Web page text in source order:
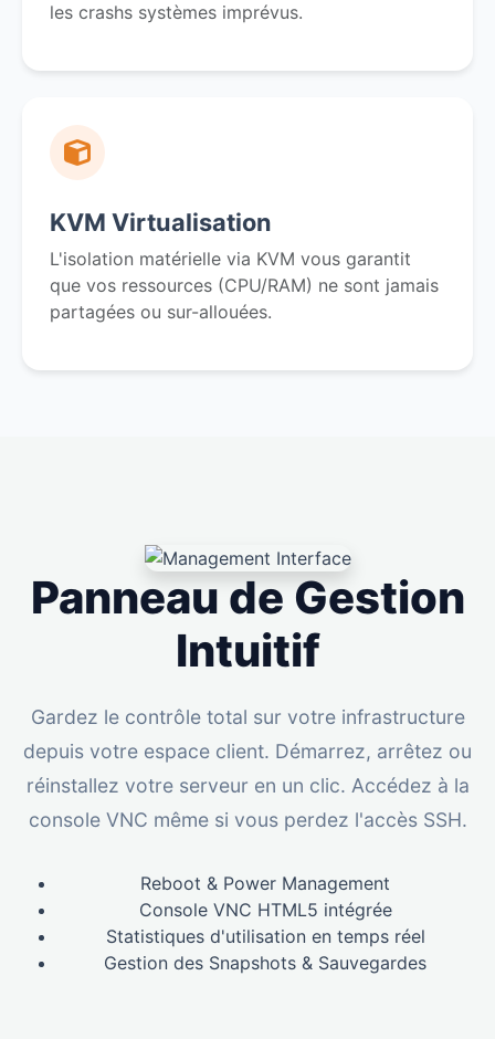
les crashs systèmes imprévus.
KVM Virtualisation
L'isolation matérielle via KVM vous garantit
que vos ressources (CPU/RAM) ne sont jamais
partagées ou sur-allouées.
Panneau de Gestion
Intuitif
Gardez le contrôle total sur votre infrastructure
depuis votre espace client. Démarrez, arrêtez ou
réinstallez votre serveur en un clic. Accédez à la
console VNC même si vous perdez l'accès SSH.
Reboot & Power Management
Console VNC HTML5 intégrée
Statistiques d'utilisation en temps réel
Gestion des Snapshots & Sauvegardes